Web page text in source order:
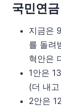
국민연
지금은
를 돌려
혁안은
1안은
(더 내
2안은